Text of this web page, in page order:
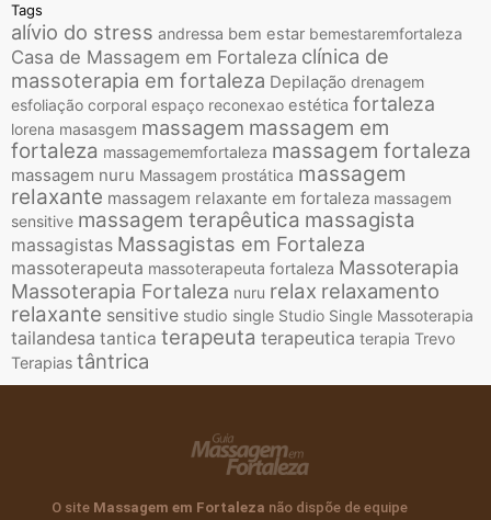
Tags
alívio do stress andressa bem estar bemestaremfortaleza
Casa de Massagem em Fortaleza clínica de
massoterapia em fortaleza Depilação drenagem
esfoliação corporal espaço reconexao estética fortaleza
lorena masasgem massagem massagem em
fortaleza massagememfortaleza massagem fortaleza
massagem nuru Massagem prostática massagem
relaxante massagem relaxante em fortaleza massagem
sensitive massagem terapêutica massagista
massagistas Massagistas em Fortaleza
massoterapeuta massoterapeuta fortaleza Massoterapia
Massoterapia Fortaleza nuru relax relaxamento
relaxante sensitive studio single Studio Single Massoterapia
tailandesa tantica terapeuta terapeutica terapia Trevo
Terapias tântrica
O site Massagem em Fortaleza não dispõe de equipe